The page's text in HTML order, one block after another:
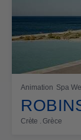
Animation Spa
Crète . Grèce